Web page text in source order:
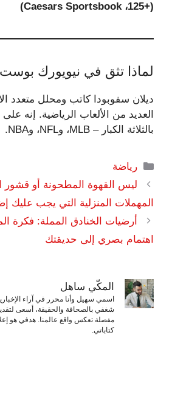
(+125، Caesars Sportsbook)
لماذا تثق في نيويورك بوست
ديلان سفوبودا كاتب ومحلل متعدد
العديد من الألعاب الرياضية. إنه
بالثلاثة الكبار – MLB، وNFL، وNBA.
التصنيفات
رياضة
ليس القهوة المطحونة أو قشور
المهملات المنزلية التي يجب عليك
أرضيات الخنادق المملة: فكرة
اهتمام بصري إلى حديقتك
المكّي ساهل
اسمي سهيل وأنا محرر في آراء
شغفي بالصحافة والحقيقة، أسعى
مفصلة تعكس واقع عالمنا. هدفي هو
كتاباتي.